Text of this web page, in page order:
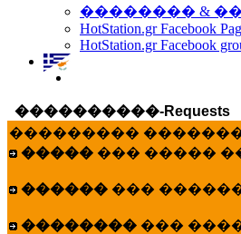
�������� &
HotStation.gr Facebook
HotStation.gr Facebook
����������-Requests
���������
����� ��� �����
������ ���
�������� ���